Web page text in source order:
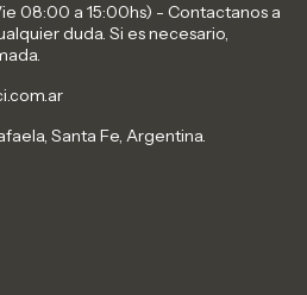
08:00 a 15:00hs) - Contactanos a
duda. Si es necesario,
Santa Fe, Argentina.